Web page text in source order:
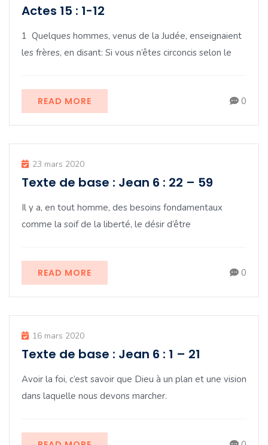
Actes 15 : 1-12
1 Quelques hommes, venus de la Judée, enseignaient
les frères, en disant: Si vous n’êtes circoncis selon le
READ MORE 0
23 mars 2020
Texte de base : Jean 6 : 22 – 59
Il y a, en tout homme, des besoins fondamentaux
comme la soif de la liberté, le désir d’être
READ MORE 0
16 mars 2020
Texte de base : Jean 6 : 1 – 21
Avoir la foi, c’est savoir que Dieu à un plan et une vision
dans laquelle nous devons marcher.